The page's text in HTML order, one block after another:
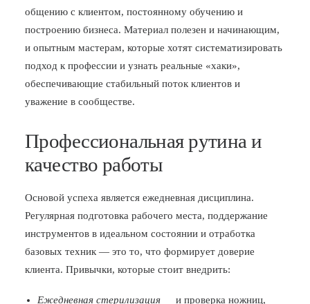
общению с клиентом, постоянному обучению и
построению бизнеса. Материал полезен и начинающим,
и опытным мастерам, которые хотят систематизировать
подход к профессии и узнать реальные «хаки»,
обеспечивающие стабильный поток клиентов и
уважение в сообществе.
Профессиональная рутина и
качество работы
Основой успеха является ежедневная дисциплина.
Регулярная подготовка рабочего места, поддержание
инструментов в идеальном состоянии и отработка
базовых техник — это то, что формирует доверие
клиента. Привычки, которые стоит внедрить:
Ежедневная стерилизация
и проверка ножниц,